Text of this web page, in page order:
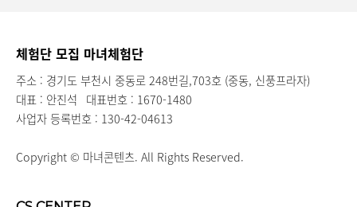
체험단 모집 마녀체험단
주소 : 경기도 부천시 중동로 248번길,703호 (중동, 신풍프라자)
대표 : 안진석 대표번호 : 1670-1480
사업자 등록번호 : 130-42-04613
Copyright © 마녀콘텐츠. All Rights Reserved.